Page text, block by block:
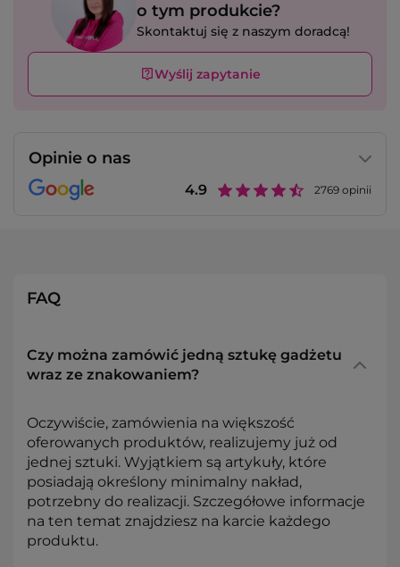
o tym produkcie?
Skontaktuj się z naszym doradcą!
Wyślij zapytanie
Opinie o nas
4.9 2769 opinii
FAQ
Czy można zamówić jedną sztukę gadżetu
wraz ze znakowaniem?
Oczywiście, zamówienia na większość
oferowanych produktów, realizujemy już od
jednej sztuki. Wyjątkiem są artykuły, które
posiadają określony minimalny nakład,
potrzebny do realizacji. Szczegółowe informacje
na ten temat znajdziesz na karcie każdego
produktu.